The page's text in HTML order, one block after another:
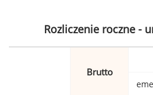
Rozliczenie roczne -
Brutto